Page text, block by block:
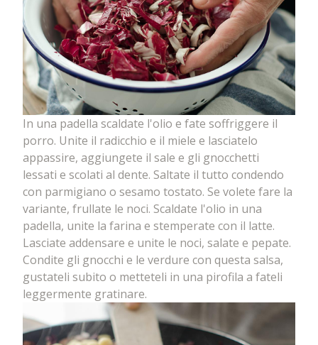
In una padella scaldate l'olio e fate soffriggere il
porro. Unite il radicchio e il miele e lasciatelo
appassire, aggiungete il sale e gli gnocchetti
lessati e scolati al dente. Saltate il tutto condendo
con parmigiano o sesamo tostato. Se volete fare la
variante, frullate le noci. Scaldate l'olio in una
padella, unite la farina e stemperate con il latte.
Lasciate addensare e unite le noci, salate e pepate.
Condite gli gnocchi e le verdure con questa salsa,
gustateli subito o metteteli in una pirofila a fateli
leggermente gratinare.